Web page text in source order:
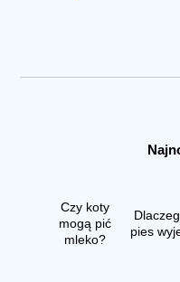
Czy koty
mogą pić
mleko?
pies